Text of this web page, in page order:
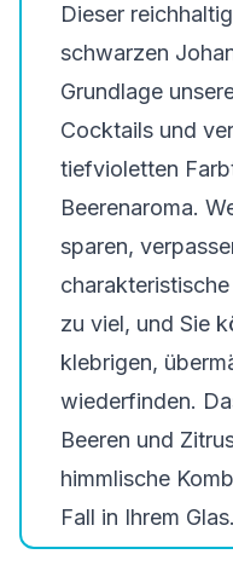
Dieser
schwarzen
Grundlage
Cocktails und
tiefvioletten
Beerenaroma.
sparen,
zu viel, und Sie
klebrigen,
wiederfinden.
Beeren und
himmlische
Fall in Ihrem Glas.